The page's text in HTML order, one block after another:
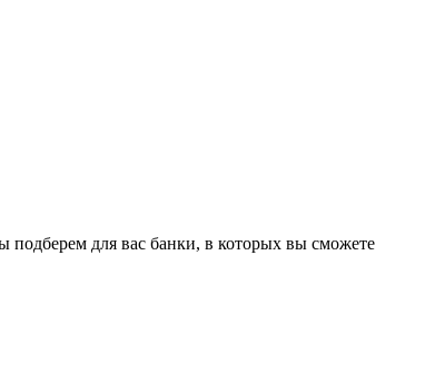
для вас банки, в которых вы сможете